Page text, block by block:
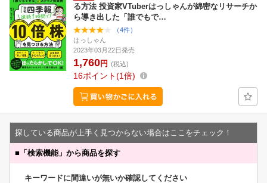
る方法 投資家VTuberはっしゃんが綿密なリサーチか
ら導き出した「誰でもで…
（4件）
はっしゃん
2023年03月22日発売
1,760円 (税込)
16ポイント 1倍
探している商品が上手く見つからない場合はここをチェック！
■ 「検索機能」から商品を探す
キーワードに間違いが無いか確認してください